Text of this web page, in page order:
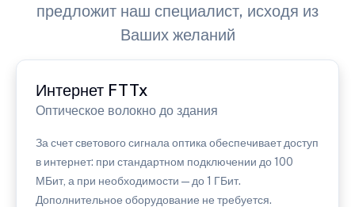
предложит наш специалист, исходя из
Ваших желаний
Интернет FTTx
Оптическое волокно до здания
За счет светового сигнала оптика обеспечивает доступ
в интернет: при стандартном подключении до 100
МБит, а при необходимости — до 1 ГБит.
Дополнительное оборудование не требуется.